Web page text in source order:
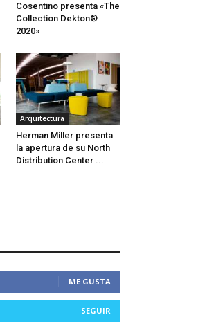
Cosentino presenta «The
Collection Dekton®
2020»
Arquitectura
Herman Miller presenta
la apertura de su North
Distribution Center ...
ME GUSTA
SEGUIR